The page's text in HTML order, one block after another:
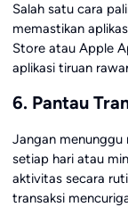
Salah satu cara
memastikan
Store atau Apple
aplikasi tiruan
6. Pantau
Jangan menunggu
setiap hari atau
aktivitas secara
transaksi